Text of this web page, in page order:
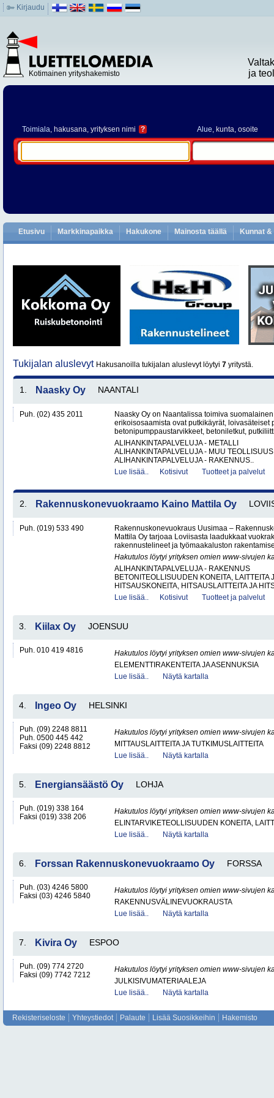
Kirjaudu
Kotimainen yrityshakemisto
ja
Toimiala, hakusana, yrityksen nimi ? Alue, kunta, osoite
Etusivu Markkinapaikka Hakukone Mainosta täällä Kunnat
Tukijalan aluslevyt Hakusanoilla tukijalan aluslevyt löytyi 7 yritystä.
1. Naasky Oy NAANTALI
Puh. (02) 435 2011
Naasky Oy on Naantalissa toimiva
erikoisosaamista ovat putkikäyrät, loivasäteiset
betonipumppaustarvikkeet, betoniletkut,
ALIHANKINTAPALVELUJA - METALLI
ALIHANKINTAPALVELUJA - MUU TEOLLISUUS
ALIHANKINTAPALVELUJA - RAKENNUS..
Lue lisää..
Kotisivut Tuotteet ja palvelut
2. Rakennuskonevuokraamo Kaino Mattila Oy
Puh. (019) 533 490
Rakennuskonevuokraus Uusimaa –
Mattila Oy tarjoaa Loviisasta laadukkaat
rakennustelineet ja työmaakaluston
Hakutulos löytyi yrityksen omien www-sivujen
ALIHANKINTAPALVELUJA - RAKENNUS
BETONITEOLLISUUDEN KONEITA, LAITTEITA
HITSAUSKONEITA, HITSAUSLAITTEITA JA
Lue lisää..
Kotisivut Tuotteet ja palvelut
3. Kiilax Oy JOENSUU
Puh. 010 419 4816
Hakutulos löytyi yrityksen omien www-sivujen
ELEMENTTIRAKENTEITA JA ASENNUKSIA
Lue lisää..
Näytä kartalla
4. Ingeo Oy HELSINKI
Puh. (09) 2248 8811
Puh. 0500 445 442
Faksi (09) 2248 8812
Hakutulos löytyi yrityksen omien www-sivujen
MITTAUSLAITTEITA JA TUTKIMUSLAITTEITA
Lue lisää..
Näytä kartalla
5. Energiansäästö Oy LOHJA
Puh. (019) 338 164
Faksi (019) 338 206
Hakutulos löytyi yrityksen omien www-sivujen
ELINTARVIKETEOLLISUUDEN KONEITA,
Lue lisää..
Näytä kartalla
6. Forssan Rakennuskonevuokraamo Oy FORSSA
Puh. (03) 4246 5800
Faksi (03) 4246 5840
Hakutulos löytyi yrityksen omien www-sivujen
RAKENNUSVÄLINEVUOKRAUSTA
Lue lisää..
Näytä kartalla
7. Kivira Oy ESPOO
Puh. (09) 774 2720
Faksi (09) 7742 7212
Hakutulos löytyi yrityksen omien www-sivujen
JULKISIVUMATERIAALEJA
Lue lisää..
Näytä kartalla
Rekisteriseloste Yhteystiedot Palaute Lisää Suosikkeihin Hakemisto